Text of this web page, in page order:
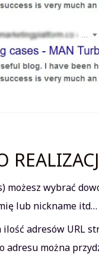
możesz wybrać
lub nickname itd…
ilość adresów URL
adresu można